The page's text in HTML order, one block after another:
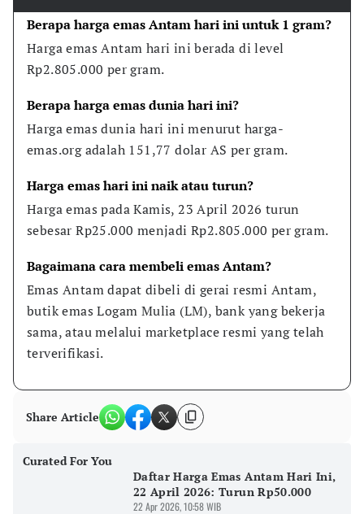
Berapa harga emas Antam hari ini untuk 1 gram?
Harga emas Antam hari ini berada di level
Rp2.805.000 per gram.
Berapa harga emas dunia hari ini?
Harga emas dunia hari ini menurut harga-
emas.org adalah 151,77 dolar AS per gram.
Harga emas hari ini naik atau turun?
Harga emas pada Kamis, 23 April 2026 turun
sebesar Rp25.000 menjadi Rp2.805.000 per gram.
Bagaimana cara membeli emas Antam?
Emas Antam dapat dibeli di gerai resmi Antam,
butik emas Logam Mulia (LM), bank yang bekerja
sama, atau melalui marketplace resmi yang telah
terverifikasi.
Share Article
Curated For You
Daftar Harga Emas Antam Hari Ini,
22 April 2026: Turun Rp50.000
22 Apr 2026, 10:58 WIB